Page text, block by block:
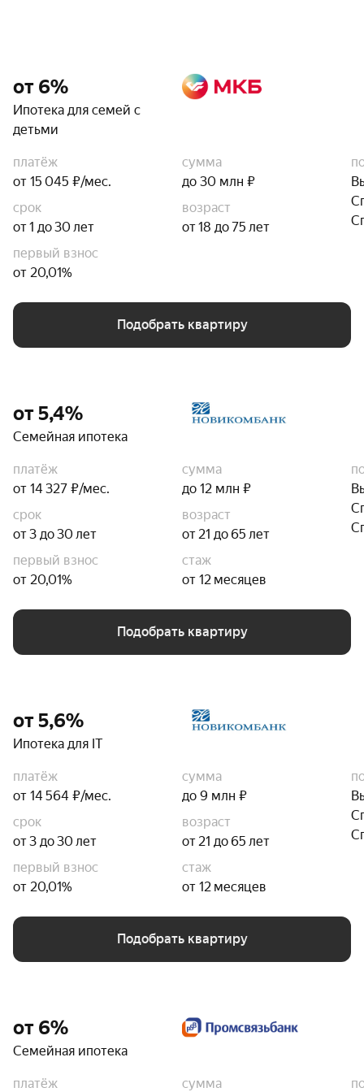
от 6%
Ипотека для семей с
детьми
платёж
от 15 045 ₽/мес.
сумма
до 30 млн ₽
срок
от 1 до 30 лет
возраст
от 18 до 75 лет
первый взнос
от 20,01%
Подобрать квартиру
от 5,4%
Семейная ипотека
платёж
от 14 327 ₽/мес.
сумма
до 12 млн ₽
срок
от 3 до 30 лет
возраст
от 21 до 65 лет
первый взнос
от 20,01%
стаж
от 12 месяцев
Подобрать квартиру
от 5,6%
Ипотека для IT
платёж
от 14 564 ₽/мес.
сумма
до 9 млн ₽
срок
от 3 до 30 лет
возраст
от 21 до 65 лет
первый взнос
от 20,01%
стаж
от 12 месяцев
Подобрать квартиру
от 6%
Семейная ипотека
платёж
сумма